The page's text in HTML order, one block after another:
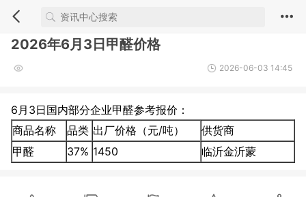
2026年6月3日甲醛价格
2026-06-03 14:45
6月3日国内部分企业甲醛参考报价：
商品名称
品类 出厂价格（元/吨）
供货商
甲醛
37% 1450 临沂金沂蒙